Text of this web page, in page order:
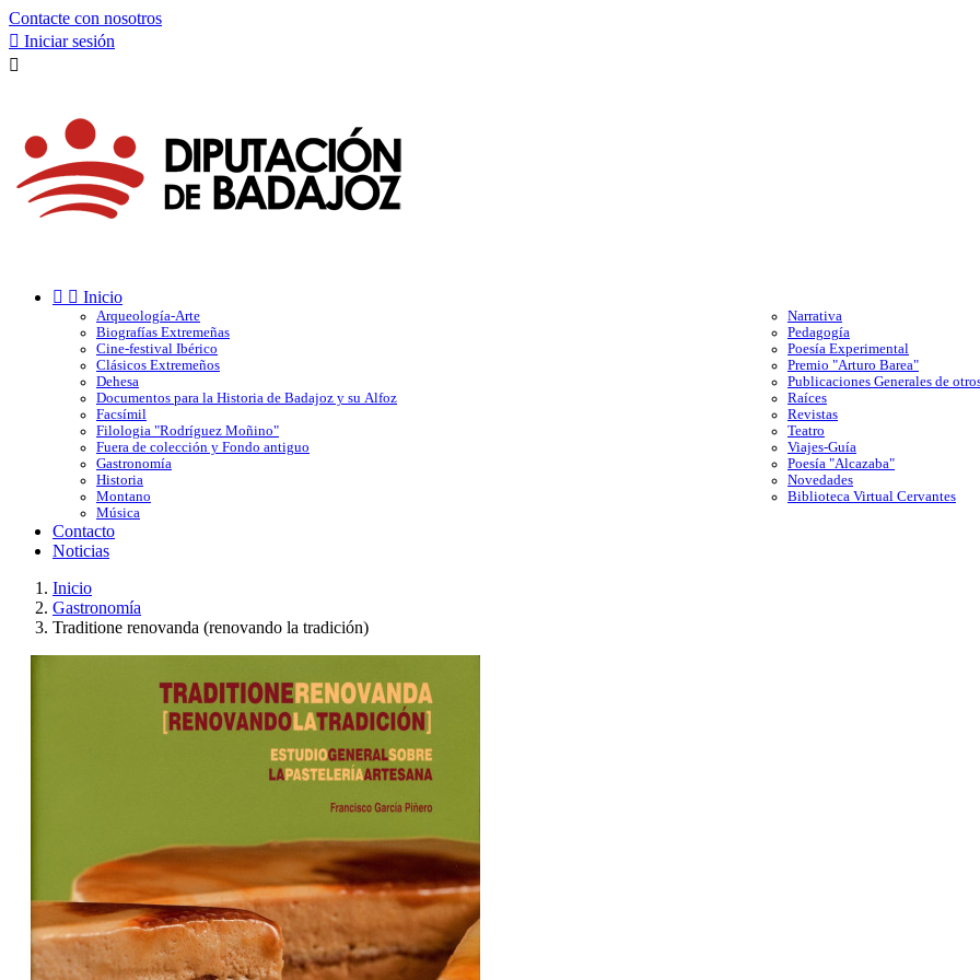
Contacte con nosotros
 Iniciar sesión

  Inicio
Arqueología-Arte
Biografías Extremeñas
Cine-festival Ibérico
Clásicos Extremeños
Dehesa
Documentos para la Historia de Badajoz y su Alfoz
Facsímil
Filologia "Rodríguez Moñino"
Fuera de colección y Fondo antiguo
Gastronomía
Historia
Montano
Música
Narrativa
Pedagogía
Poesía Experimental
Premio "Arturo Barea"
Publicaciones Generales de
Raíces
Revistas
Teatro
Viajes-Guía
Poesía "Alcazaba"
Novedades
Biblioteca Virtual Cervantes
Contacto
Noticias
Inicio
Gastronomía
Traditione renovanda (renovando la tradición)